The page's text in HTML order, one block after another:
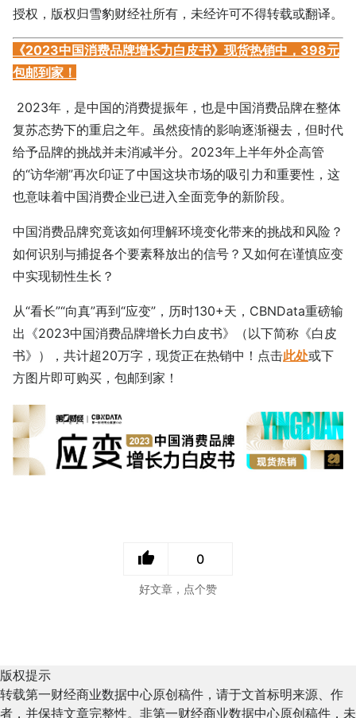
授权，版权归雪豹财经社所有，未经许可不得转载或翻译。
《2023中国消费品牌增长力白皮书》现货热销中，398元
包邮到家！
2023年，是中国的消费提振年，也是中国消费品牌在整体
复苏态势下的重启之年。虽然疫情的影响逐渐褪去，但时代
给予品牌的挑战并未消减半分。2023年上半年外企高管
的“访华潮”再次印证了中国这块市场的吸引力和重要性，这
也意味着中国消费企业已进入全面竞争的新阶段。
中国消费品牌究竟该如何理解环境变化带来的挑战和风险？
如何识别与捕捉各个要素释放出的信号？又如何在谨慎应变
中实现韧性生长？
从“看长”“向真”再到“应变”，历时130+天，CBNData重磅输
出《2023中国消费品牌增长力白皮书》（以下简称《白皮
书》），共计超20万字，现货正在热销中！点击此处或下
方图片即可购买，包邮到家！
0
好文章，点个赞
版权提示
转载第一财经商业数据中心原创稿件，请于文首标明来源、作
者，并保持文章完整性。非第一财经商业数据中心原创稿件，未